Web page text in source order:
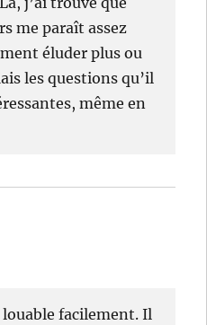
me paraît assez
éluder plus ou
les questions qu’il
même en
louable facilement. Il